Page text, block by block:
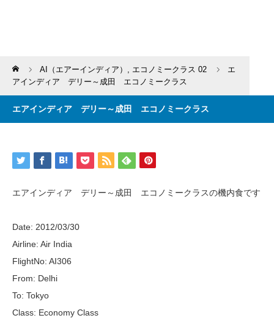
Home AI（エアーインディア） , エコノミークラス 02
エ
アインディア デリー～成田 エコノミークラス
エアインディア デリー～成田 エコノミークラス
エアインディア デリー～成田 エコノミークラスの機内食です
Date: 2012/03/30
Airline: Air India
FlightNo: AI306
From: Delhi
To: Tokyo
Class: Economy Class